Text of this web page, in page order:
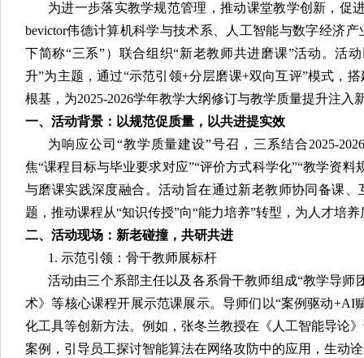
为进一步落实教学规范管理，推动课堂教学创新，促
bevictor伟德计算机科学与技术系、人工智能与数字经济
下简称“三系”）联合组织“新老教师共进磨课”活动。活
升”为主题，通过“示范引领+分层磨课+双向互评”模式，
根基，为2025-2026学年教学大纲修订与教学质量提升注入
一、活动背景：以规范促质量，以共进提实效
为响应公司“教学质量建设”号召，三系结合2025-
焦“课程目标与毕业要求对应”“评价方式科学化”“教学资
与磨课实践深度融合。活动旨在通过新老教师协同备课
题，推动课程从“知识传授”向“能力培养”转型，为人才培
二、活动现场：新老碰撞，共研共进
1. 示范引领：骨干教师展标杆
活动由三个系部主任以及各系骨干教师组成“教学导师
术》等核心课程开展示范课展示。导师们以“案例驱动+AI
化工具等创新方法。例如，张冬兰教授在《人工智能导论
案例，引导员工探讨智能算法在网络攻防中的应用，生动